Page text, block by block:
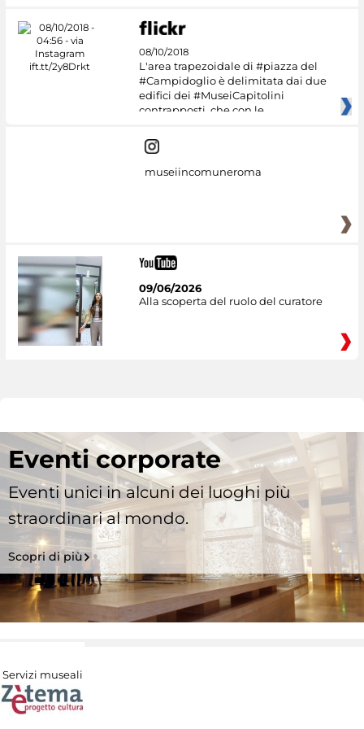
08/10/2018
L'area trapezoidale di #piazza del
#Campidoglio è delimitata dai due
edifici dei #MuseiCapitolini
contrapposti, che con le
museiincomuneroma
09/06/2026
Alla scoperta del ruolo del curatore
Eventi corporate
Eventi unici in alcuni dei luoghi più
straordinari al mondo.
Scopri di più
Servizi museali